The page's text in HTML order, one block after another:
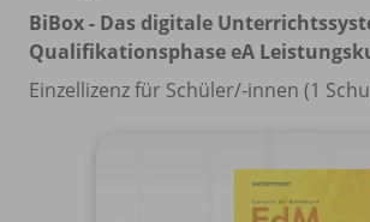
BiBox - Das digitale
Qualifikationsphase eA
Einzellizenz für Schüler/-innen (1